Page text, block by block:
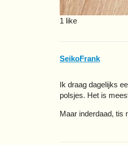
1 like
SeikoFrank
Ik draag dagelijks
polsjes. Het is
Maar inderdaad, tis